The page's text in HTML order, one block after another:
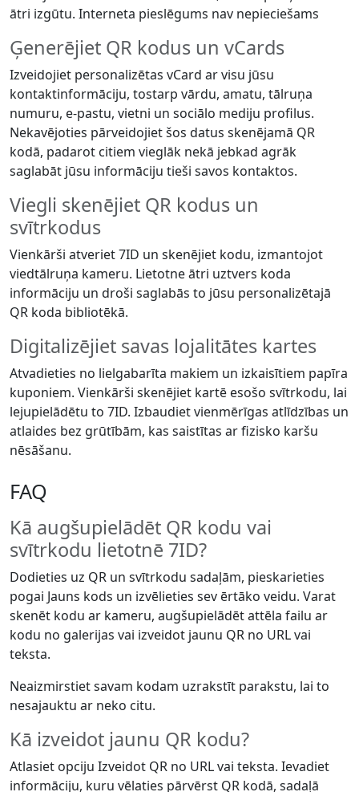
ātri izgūtu. Interneta pieslēgums nav nepieciešams
Ģenerējiet QR kodus un vCards
Izveidojiet personalizētas vCard ar visu jūsu
kontaktinformāciju, tostarp vārdu, amatu, tālruņa
numuru, e-pastu, vietni un sociālo mediju profilus.
Nekavējoties pārveidojiet šos datus skenējamā QR
kodā, padarot citiem vieglāk nekā jebkad agrāk
saglabāt jūsu informāciju tieši savos kontaktos.
Viegli skenējiet QR kodus un
svītrkodus
Vienkārši atveriet 7ID un skenējiet kodu, izmantojot
viedtālruņa kameru. Lietotne ātri uztvers koda
informāciju un droši saglabās to jūsu personalizētajā
QR koda bibliotēkā.
Digitalizējiet savas lojalitātes kartes
Atvadieties no lielgabarīta makiem un izkaisītiem papīra
kuponiem. Vienkārši skenējiet kartē esošo svītrkodu, lai
lejupielādētu to 7ID. Izbaudiet vienmērīgas atlīdzības un
atlaides bez grūtībām, kas saistītas ar fizisko karšu
nēsāšanu.
FAQ
Kā augšupielādēt QR kodu vai
svītrkodu lietotnē 7ID?
Dodieties uz QR un svītrkodu sadaļām, pieskarieties
pogai Jauns kods un izvēlieties sev ērtāko veidu. Varat
skenēt kodu ar kameru, augšupielādēt attēla failu ar
kodu no galerijas vai izveidot jaunu QR no URL vai
teksta.
Neaizmirstiet savam kodam uzrakstīt parakstu, lai to
nesajauktu ar neko citu.
Kā izveidot jaunu QR kodu?
Atlasiet opciju Izveidot QR no URL vai teksta. Ievadiet
informāciju, kuru vēlaties pārvērst QR kodā, sadaļā